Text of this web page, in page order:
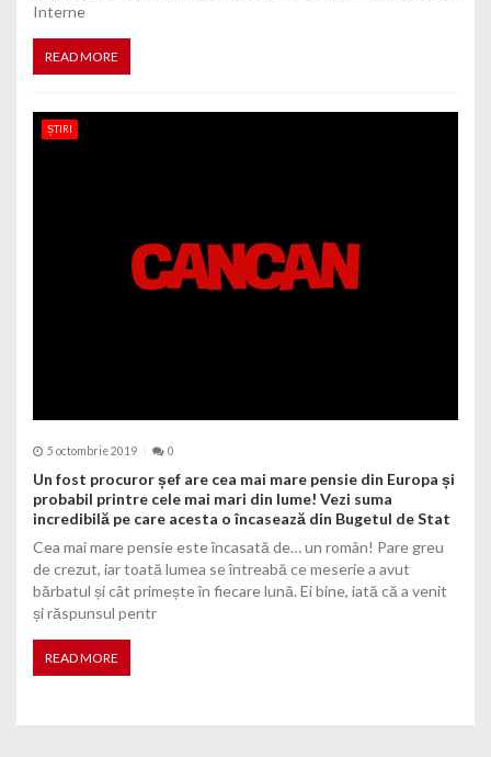
Interne
READ MORE
ȘTIRI
5 octombrie 2019 0
Un fost procuror șef are cea mai mare pensie din Europa și
probabil printre cele mai mari din lume! Vezi suma
incredibilă pe care acesta o încasează din Bugetul de Stat
Cea mai mare pensie este încasată de… un român! Pare greu
de crezut, iar toată lumea se întreabă ce meserie a avut
bărbatul și cât primește în fiecare lună. Ei bine, iată că a venit
și răspunsul pentr
READ MORE